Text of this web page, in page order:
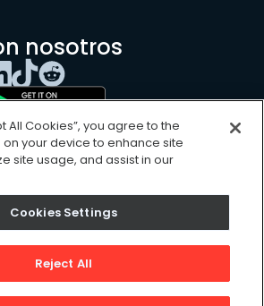
nosotros
All Cookies”, you agree to the
your device to enhance site
site usage, and assist in our
Cookies Settings
Reject All